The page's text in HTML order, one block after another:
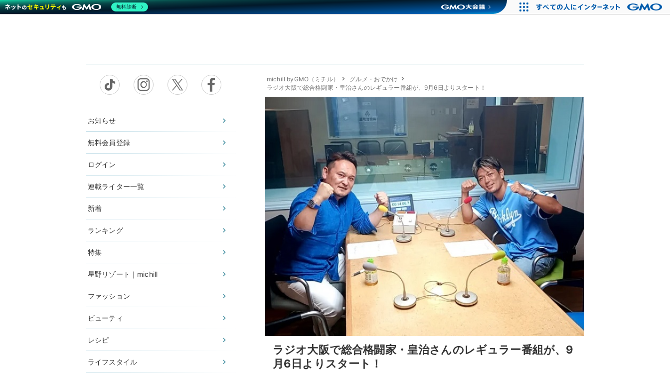
お知らせ
無料会員登録
ログイン
連載ライター一覧
新着
ランキング
特集
星野リゾート｜michill
ファッション
ビューティ
レシピ
ライフスタイル
michill byGMO（ミチル）
グルメ・おでかけ
ラジオ大阪で総合格闘家・皇治さんのレギュラー番組が、9月6日よりスタート！
ラジオ大阪で総合格闘家・皇治さんのレギュラー番組が、9
月6日よりスタート！
無料診断